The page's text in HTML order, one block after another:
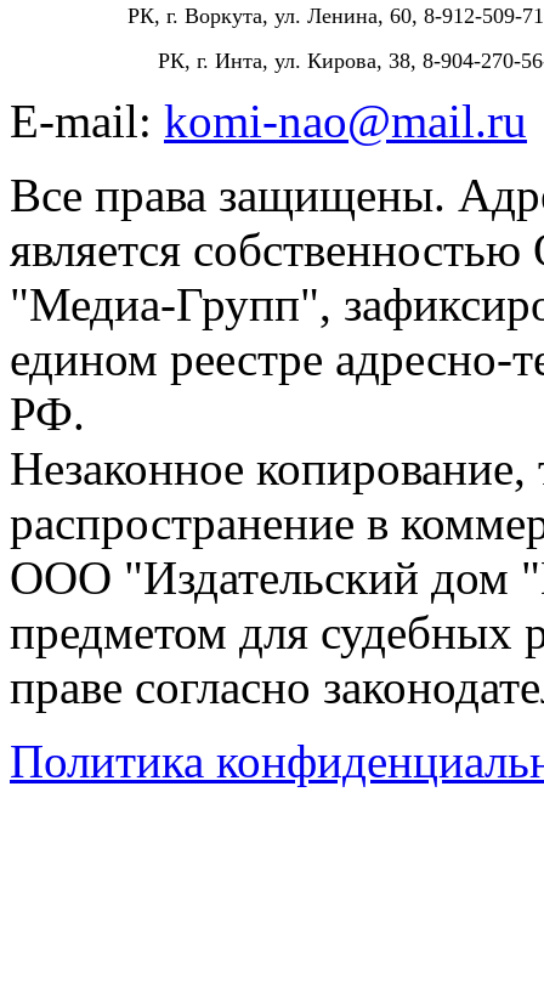
РК, г. Воркута, ул. Ленина, 60, 8-912-509-
РК, г. Инта, ул. Кирова, 38, 8-904-270-
E-mail: komi-nao@mail.ru
Все права защищены.
является
"Медиа-Групп",
едином реестре адресно-
РФ.
Незаконное
распространение в
ООО "Издательский дом
предметом для судебных
праве согласно
Политика